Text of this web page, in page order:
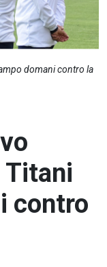
domani contro la
Titani
contro